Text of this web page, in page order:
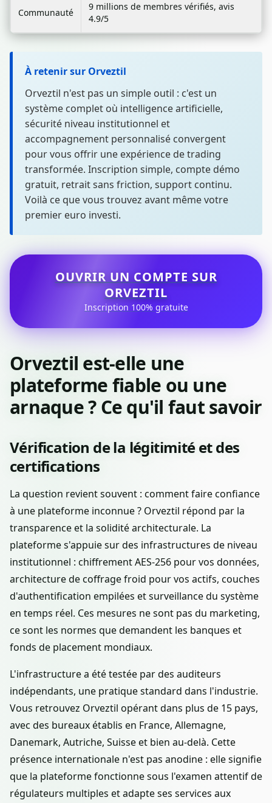
Communauté
9 millions de membres vérifiés, avis
4.9/5
À retenir sur Orveztil
Orveztil n'est pas un simple outil : c'est un
système complet où intelligence artificielle,
sécurité niveau institutionnel et
accompagnement personnalisé convergent
pour vous offrir une expérience de trading
transformée. Inscription simple, compte démo
gratuit, retrait sans friction, support continu.
Voilà ce que vous trouvez avant même votre
premier euro investi.
OUVRIR UN COMPTE SUR
ORVEZTIL
Inscription 100% gratuite
Orveztil est-elle une
plateforme fiable ou une
arnaque ? Ce qu'il faut savoir
Vérification de la légitimité et des
certifications
La question revient souvent : comment faire confiance
à une plateforme inconnue ? Orveztil répond par la
transparence et la solidité architecturale. La
plateforme s'appuie sur des infrastructures de niveau
institutionnel : chiffrement AES-256 pour vos données,
architecture de coffrage froid pour vos actifs, couches
d'authentification empilées et surveillance du système
en temps réel. Ces mesures ne sont pas du marketing,
ce sont les normes que demandent les banques et
fonds de placement mondiaux.
L'infrastructure a été testée par des auditeurs
indépendants, une pratique standard dans l'industrie.
Vous retrouvez Orveztil opérant dans plus de 15 pays,
avec des bureaux établis en France, Allemagne,
Danemark, Autriche, Suisse et bien au-delà. Cette
présence internationale n'est pas anodine : elle signifie
que la plateforme fonctionne sous l'examen attentif de
régulateurs multiples et adapte ses services aux